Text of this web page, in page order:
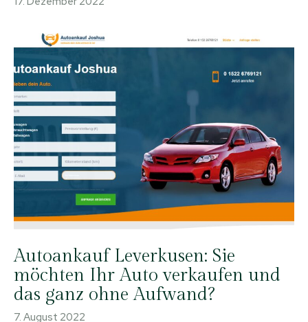
Autoankauf Leverkusen: Sie
möchten Ihr Auto verkaufen und
das ganz ohne Aufwand?
7. August 2022